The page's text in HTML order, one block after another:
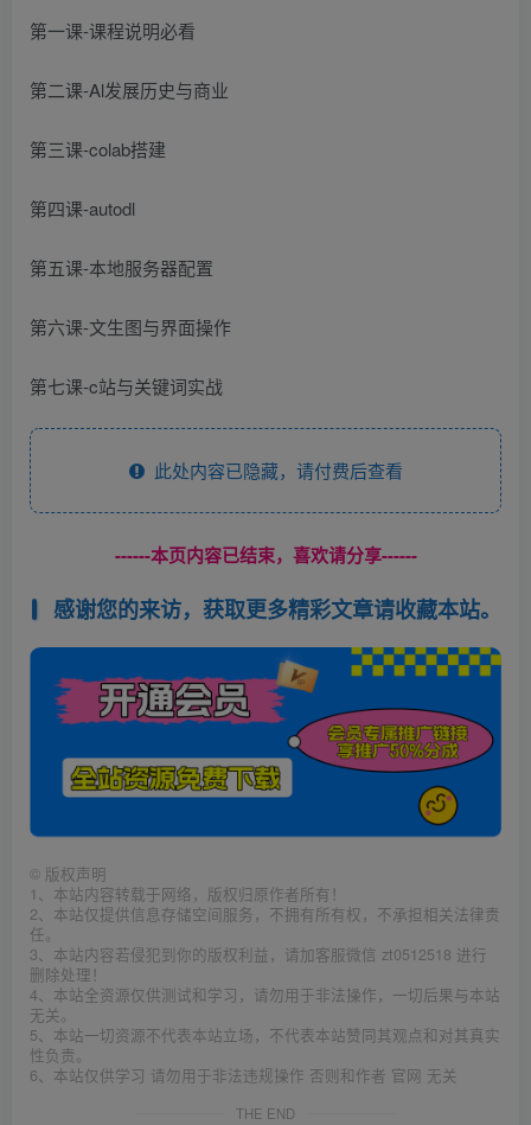
第一课-课程说明必看
第二课-Al发展历史与商业
第三课-colab搭建
第四课-autodl
第五课-本地服务器配置
第六课-文生图与界面操作
第七课-c站与关键词实战
此处内容已隐藏，请付费后查看
------本页内容已结束，喜欢请分享------
感谢您的来访，获取更多精彩文章请收藏本站。
© 版权声明
1、本站内容转载于网络，版权归原作者所有！
2、本站仅提供信息存储空间服务，不拥有所有权，不承担相关法律责
任。
3、本站内容若侵犯到你的版权利益，请加客服微信 zt0512518 进行
删除处理！
4、本站全资源仅供测试和学习，请勿用于非法操作，一切后果与本站
无关。
5、本站一切资源不代表本站立场，不代表本站赞同其观点和对其真实
性负责。
6、本站仅供学习 请勿用于非法违规操作 否则和作者 官网 无关
THE END